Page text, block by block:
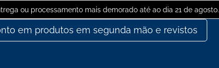
ou processamento mais demorado até ao dia 21 de agosto.
em produtos em segunda mão e revistos